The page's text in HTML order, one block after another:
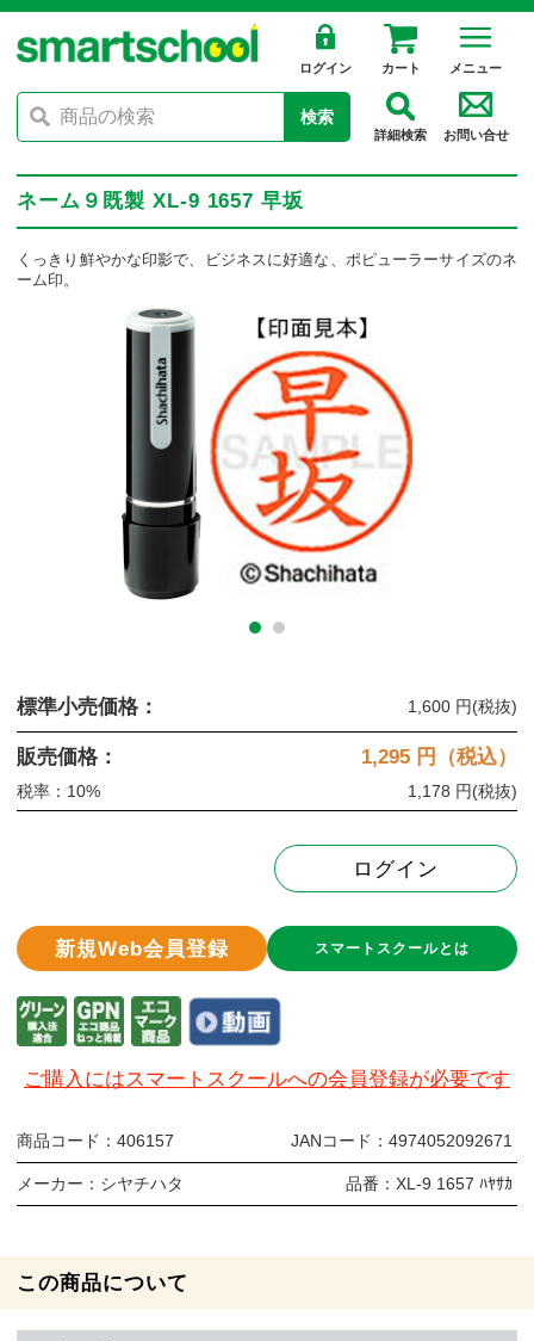
ログイン カート メニュー
検索
詳細検索 お問い合せ
ネーム９既製 XL-9 1657 早坂
くっきり鮮やかな印影で、ビジネスに好適な、ポピューラーサイズのネ
ーム印。
標準小売価格： 1,600 円(税抜)
販売価格： 1,295 円（税込）
税率：10% 1,178 円(税抜)
ログイン
新規Web会員登録 スマートスクールとは
ご購入にはスマートスクールへの会員登録が必要です
商品コード： 406157 JANコード： 4974052092671
メーカー： シヤチハタ 品番： XL-9 1657 ﾊﾔｻｶ
この商品について